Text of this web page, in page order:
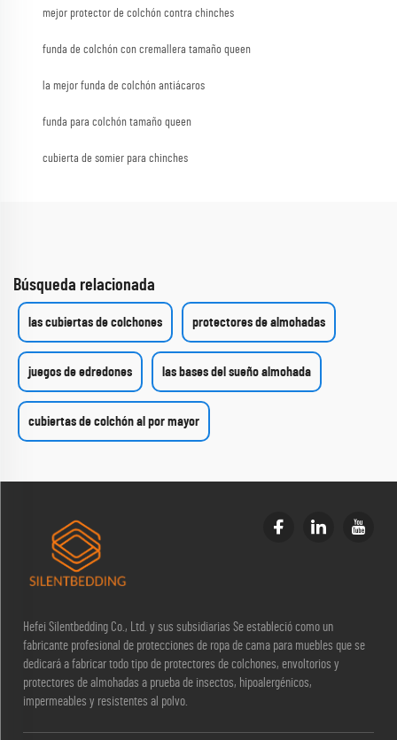
mejor protector de colchón contra chinches
funda de colchón con cremallera tamaño queen
la mejor funda de colchón antiácaros
funda para colchón tamaño queen
cubierta de somier para chinches
Búsqueda relacionada
las cubiertas de colchones protectores de almohadas
juegos de edredones las bases del sueño almohada
cubiertas de colchón al por mayor
Hefei Silentbedding Co., Ltd. y sus subsidiarias Se estableció como un
fabricante profesional de protecciones de ropa de cama para muebles que se
dedicará a fabricar todo tipo de protectores de colchones, envoltorios y
protectores de almohadas a prueba de insectos, hipoalergénicos,
impermeables y resistentes al polvo.